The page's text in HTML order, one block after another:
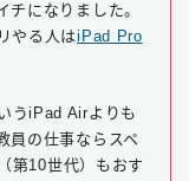
チになりました。
やる人はiPad Pro
うiPad Airよりも
員の仕事ならスペ
第10世代）もおす